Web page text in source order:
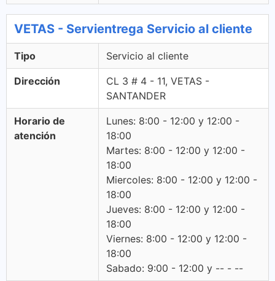
VETAS - Servientrega Servicio al cliente
Tipo Servicio al cliente
Dirección
CL 3 # 4 - 11, VETAS -
SANTANDER
Horario de
atención
Lunes: 8:00 - 12:00 y 12:00 -
18:00
Martes: 8:00 - 12:00 y 12:00 -
18:00
Miercoles: 8:00 - 12:00 y 12:00 -
18:00
Jueves: 8:00 - 12:00 y 12:00 -
18:00
Viernes: 8:00 - 12:00 y 12:00 -
18:00
Sabado: 9:00 - 12:00 y -- - --